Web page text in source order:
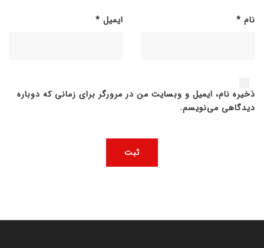
نام * ایمیل *
ذخیره نام، ایمیل و وبسایت من در مرورگر برای زمانی که دوباره
دیدگاهی می‌نویسم.